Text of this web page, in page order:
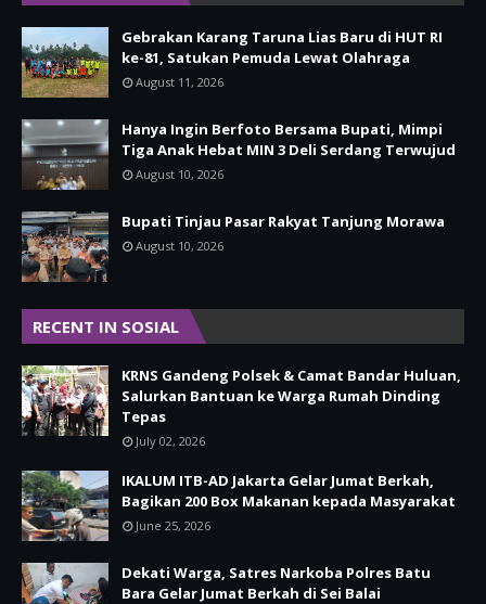
Gebrakan Karang Taruna Lias Baru di HUT RI
ke-81, Satukan Pemuda Lewat Olahraga
August 11, 2026
Hanya Ingin Berfoto Bersama Bupati, Mimpi
Tiga Anak Hebat MIN 3 Deli Serdang Terwujud
August 10, 2026
Bupati Tinjau Pasar Rakyat Tanjung Morawa
August 10, 2026
RECENT IN SOSIAL
KRNS Gandeng Polsek & Camat Bandar Huluan,
Salurkan Bantuan ke Warga Rumah Dinding
Tepas
July 02, 2026
IKALUM ITB-AD Jakarta Gelar Jumat Berkah,
Bagikan 200 Box Makanan kepada Masyarakat
June 25, 2026
Dekati Warga, Satres Narkoba Polres Batu
Bara Gelar Jumat Berkah di Sei Balai